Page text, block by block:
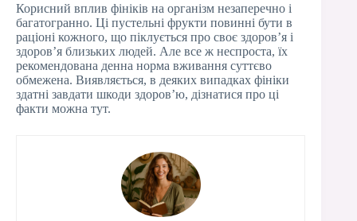
Корисний вплив фініків на організм незаперечно і
багатогранно. Ці пустельні фрукти повинні бути в
раціоні кожного, що піклується про своє здоров’я і
здоров’я близьких людей. Але все ж неспроста, їх
рекомендована денна норма вживання суттєво
обмежена. Виявляється, в деяких випадках фініки
здатні завдати шкоди здоров’ю, дізнатися про ці
факти можна тут.